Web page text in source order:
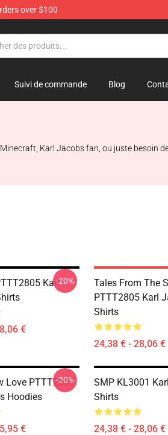
over $100
Suivi de commande Blog
Karl Jacobs fan, ou juste besoin
Karl
€
-20%
Tales From The
PTTT2805 Karl
Shirts
24,38 € - 28,06 €
Love PTTT2805
Hoodies
€
-20%
SMP KL3001
Shirts
24,38 € - 28,06 €